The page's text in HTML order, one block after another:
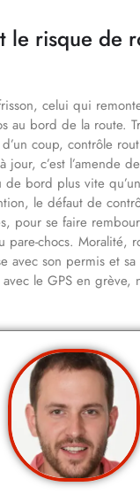
le risque de
celui qui
au bord de la route.
coup, contrôle
jour, c’est l’amende
de bord plus vite
le défaut de
pour se faire
chocs. Moralité,
avec son permis et
le GPS en grève,